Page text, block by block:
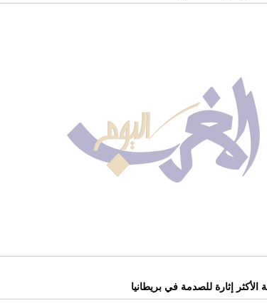
إثارة للصدمة في بريطانيا